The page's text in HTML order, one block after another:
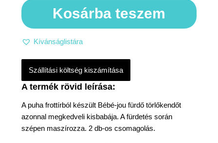
A puha frottírból készült Bébé-jou fürdő törlőkendőt
azonnal megkedveli kisbabája. A fürdetés során
szépen maszírozza. 2 db-os csomagolás.
Kosárba teszem
Kívánságlistára
Szállítási költség kiszámítása